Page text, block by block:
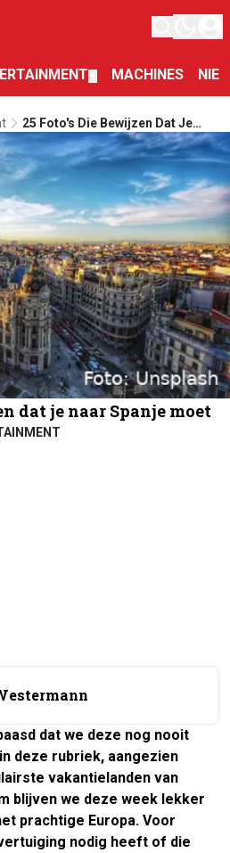
MACHINES
25 Foto's Die Bewijzen Dat Je
Naar Spanje Moet
dat je naar Spanje moet
dat we deze nog nooit
deze rubriek, aangezien
vakantielanden van
blijven we deze week lekker
prachtige Europa. Voor
nodig heeft of die